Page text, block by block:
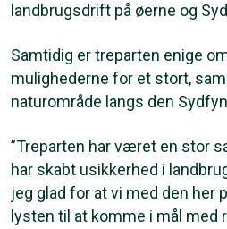
landbrugsdrift på øerne og
Samtidig er treparten enige
mulighederne for et stort,
naturområde langs den
”Treparten har været en stor
har skabt usikkerhed i
jeg glad for at vi med den her
lysten til at komme i mål med